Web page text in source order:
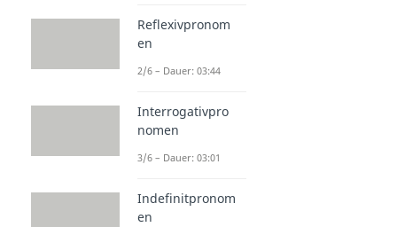
Reflexivpronom
en
2/6 – Dauer: 03:44
Interrogativpro
nomen
3/6 – Dauer: 03:01
Indefinitpronom
en